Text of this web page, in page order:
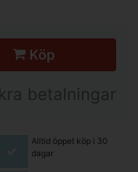
Köp
betalningar
Alltid öppet köp i 30
dagar